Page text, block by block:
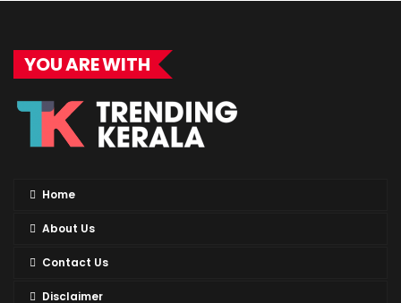
YOU ARE WITH
Home
About Us
Contact Us
Disclaimer